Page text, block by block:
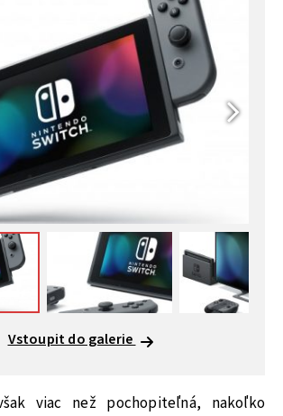
Vstoupit do galerie
viac než pochopiteľná, nakoľko